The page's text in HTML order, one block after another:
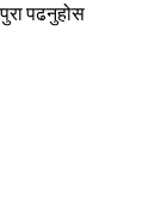
पुरा पढनुहोस